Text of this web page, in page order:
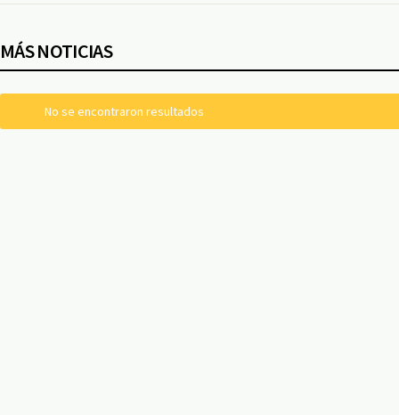
MÁS NOTICIAS
No se encontraron resultados